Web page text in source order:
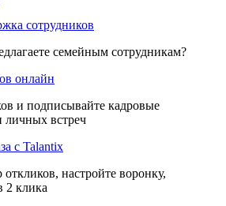
сотрудников
семейным сотрудникам?
онлайн
и подписывайте кадровые
личных встреч
с Talantix
настройте воронку,
2 клика